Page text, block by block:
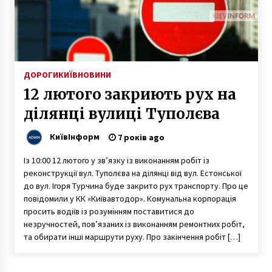
3 роки ago
В Киеве из-за льда травмировалось 65
человек
8 років ago
Киевский метрополитен за пол года пять раз
перевез “все население Украины” и 50 раз
“весь Киев”
Білоруського дому в Україні
5 років ago
До Києва привезуть ікону Марії Магдалини з
часткою її мощей
ДОРОГИКИЇВНОВИНИ
12 лютого закриють рух на
ділянці вулиці Туполєва
КиївІнформ 7 років ago
Із 10:00 12 лютого у зв’язку із виконанням робіт із
реконструкції вул. Туполєва на ділянці від вул. Естонської
до вул. Ігоря Турчина буде закрито рух транспорту. Про це
повідомили у КК «Київавтодор». Комунальна корпорація
просить водіїв із розумінням поставитися до
незручностей, пов’язаних із виконанням ремонтних робіт,
та обирати інші маршрути руху. Про закінчення робіт […]